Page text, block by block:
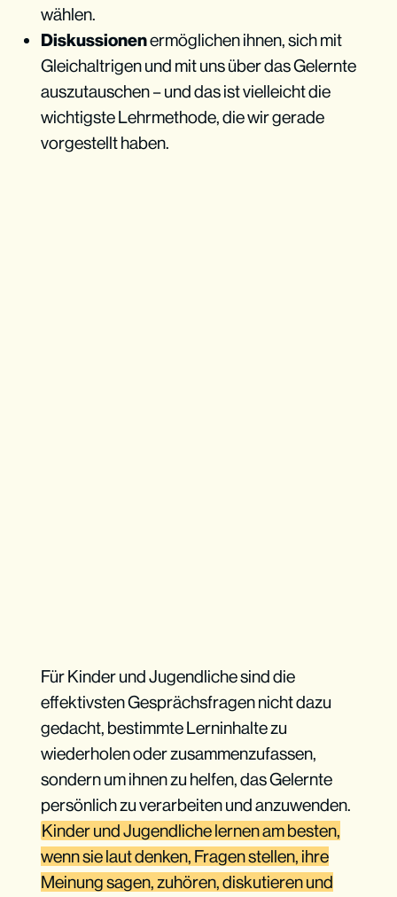
wählen.
Diskussionenermöglichen ihnen, sich mit
Gleichaltrigen und mit uns über das Gelernte
auszutauschen – und das ist vielleicht die
wichtigste Lehrmethode, die wir gerade
vorgestellt haben.
Für Kinder und Jugendliche sind die
effektivsten Gesprächsfragen nicht dazu
gedacht, bestimmte Lerninhalte zu
wiederholen oder zusammenzufassen,
sondern um ihnen zu helfen, das Gelernte
persönlich zu verarbeiten und anzuwenden.
Kinder und Jugendliche lernen am besten,
wenn sie laut denken, Fragen stellen, ihre
Meinung sagen, zuhören, diskutieren und